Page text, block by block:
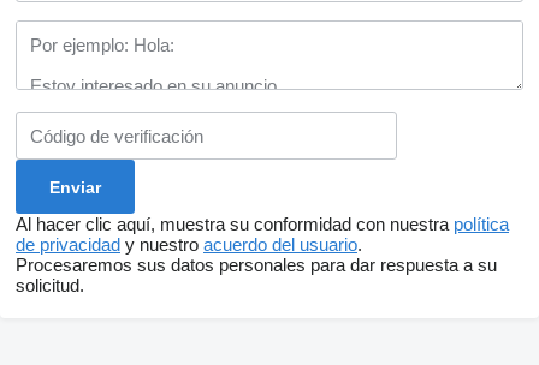
Al hacer clic aquí, muestra su conformidad con nuestra política
de privacidad y nuestro acuerdo del usuario.
Procesaremos sus datos personales para dar respuesta a su
solicitud.